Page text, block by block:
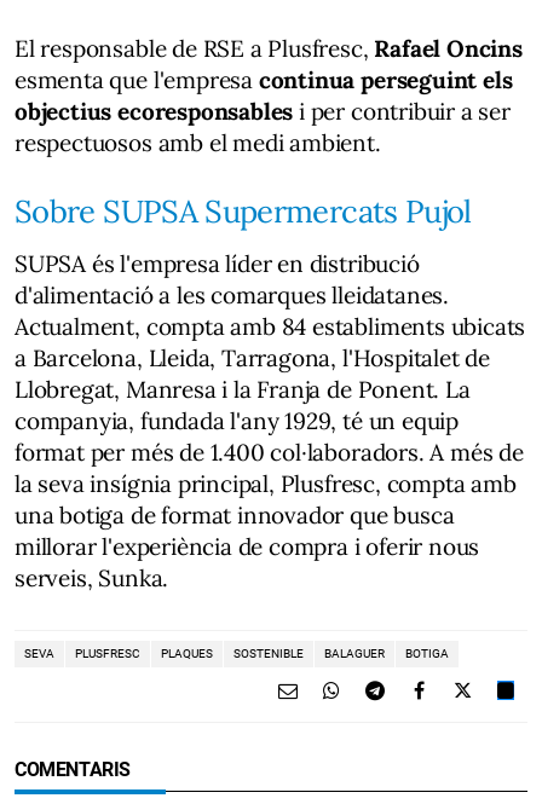
El responsable de RSE a Plusfresc, Rafael Oncins
esmenta que l'empresa continua perseguint els
objectius ecoresponsablesi per contribuir a ser
respectuosos amb el medi ambient.
Sobre SUPSA Supermercats Pujol
SUPSA és l'empresa líder en distribució
d'alimentació a les comarques lleidatanes.
Actualment, compta amb 84 establiments ubicats
a Barcelona, Lleida, Tarragona, l'Hospitalet de
Llobregat, Manresa i la Franja de Ponent. La
companyia, fundada l'any 1929, té un equip
format per més de 1.400 col·laboradors. A més de
la seva insígnia principal, Plusfresc, compta amb
una botiga de format innovador que busca
millorar l'experiència de compra i oferir nous
serveis, Sunka.
SEVA PLUSFRESC PLAQUES SOSTENIBLE BALAGUER BOTIGA
COMENTARIS